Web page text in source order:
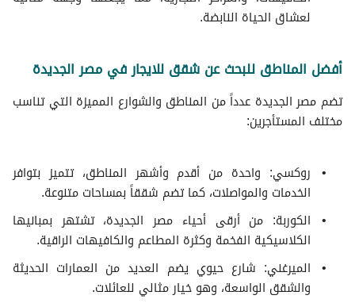
لعشاق الحياة النابضة.
أفضل المناطق للبحث عن شقق للايجار في مصر الجديدة
تضم مصر الجديدة عدداً من المناطق والشوارع المميزة التي تناسب
مختلف المستأجرين:
روكسي: واحدة من أقدم وأشهر المناطق، تتميز بتوافر
الخدمات والمواصلات، كما تضم شققاً بمساحات متنوعة.
الكوربة: من أرقى أحياء مصر الجديدة، تشتهر بمبانيها
الكلاسيكية الفخمة وكثرة المطاعم والكافيهات الراقية.
الميرغني: شارع حيوي يضم العديد من العمارات الحديثة
والشقق الواسعة، وهو خيار مثالي للعائلات.